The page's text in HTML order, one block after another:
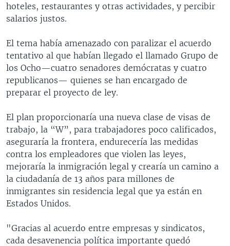
hoteles, restaurantes y otras actividades, y percibir
salarios justos.
El tema había amenazado con paralizar el acuerdo
tentativo al que habían llegado el llamado Grupo de
los Ocho—cuatro senadores demócratas y cuatro
republicanos— quienes se han encargado de
preparar el proyecto de ley.
El plan proporcionaría una nueva clase de visas de
trabajo, la “W”, para trabajadores poco calificados,
aseguraría la frontera, endurecería las medidas
contra los empleadores que violen las leyes,
mejoraría la inmigración legal y crearía un camino a
la ciudadanía de 13 años para millones de
inmigrantes sin residencia legal que ya están en
Estados Unidos.
"Gracias al acuerdo entre empresas y sindicatos,
cada desavenencia política importante quedó